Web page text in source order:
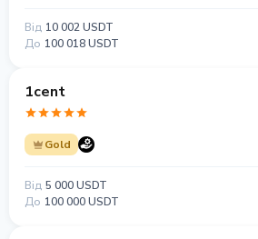
Від 10 002 USDT
До 100 018 USDT
1cent
Gold
Від 5 000 USDT
До 100 000 USDT